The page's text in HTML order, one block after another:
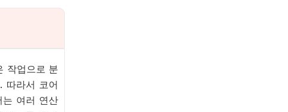
작업으로 분
. 따라서 코어
는 여러 연산